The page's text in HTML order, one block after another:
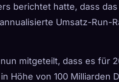
berichtet hatte, dass
Umsatz-Run-
mitgeteilt, dass es für
Höhe von 100 Milliarden